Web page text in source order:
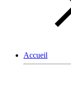
Accueil